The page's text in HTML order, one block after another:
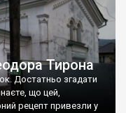
Тирона
Достатньо згадати
що цей,
рецепт привезли у